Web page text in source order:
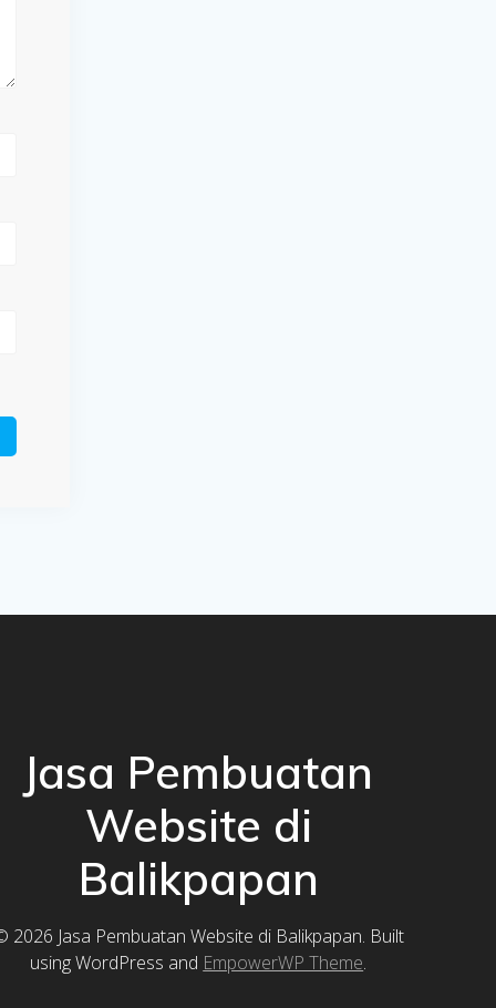
Jasa Pembuatan
Website di
Balikpapan
2026 Jasa Pembuatan Website di Balikpapan. Built
using WordPress and EmpowerWP Theme.